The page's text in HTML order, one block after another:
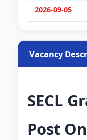
2026-09-05
Vacancy
SECL
Post